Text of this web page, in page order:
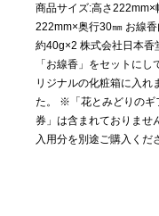
商品サイズ:高さ222mm×
222mm×奥行30㎜ お線
約40g×2 株式会社日本香
「お線香」をセットにし
リジナルの化粧箱に入れ
た。 ※「花とみどりのギ
券」は含まれておりませ
入用分を別途ご購入くだ